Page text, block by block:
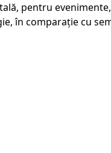
pentru
în comparație cu